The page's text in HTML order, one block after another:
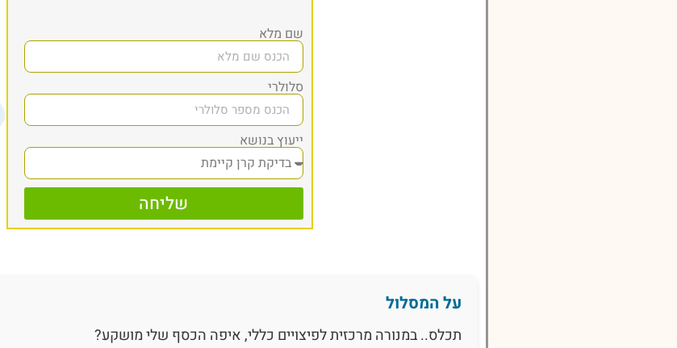
שם מלא
סלולרי
ייעוץ בנושא
שליחה
על המסלול
תכלס.. במנורה מרכזית לפיצויים כללי, איפה הכסף שלי מושקע?